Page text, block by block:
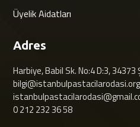
Üyelik Aidatları
Adres
Harbiye, Babil Sk. No:4 D:3,
bilgi@istanbulpastacilarodasi.org
0 212 232 36 58